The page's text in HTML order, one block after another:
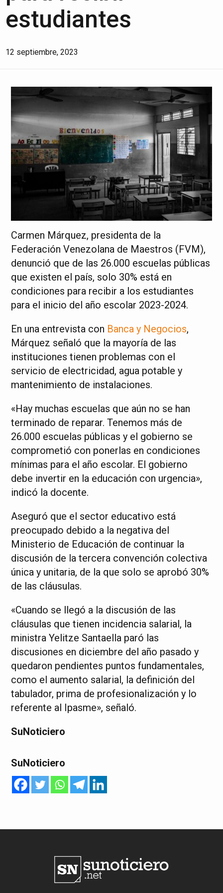
estudiantes
12 septiembre, 2023
Carmen Márquez, presidenta de la
Federación Venezolana de Maestros (FVM),
denunció que de las 26.000 escuelas públicas
que existen el país, solo 30% está en
condiciones para recibir a los estudiantes
para el inicio del año escolar 2023-2024.
En una entrevista con Banca y Negocios,
Márquez señaló que la mayoría de las
instituciones tienen problemas con el
servicio de electricidad, agua potable y
mantenimiento de instalaciones.
«Hay muchas escuelas que aún no se han
terminado de reparar. Tenemos más de
26.000 escuelas públicas y el gobierno se
comprometió con ponerlas en condiciones
mínimas para el año escolar. El gobierno
debe invertir en la educación con urgencia»,
indicó la docente.
Aseguró que el sector educativo está
preocupado debido a la negativa del
Ministerio de Educación de continuar la
discusión de la tercera convención colectiva
única y unitaria, de la que solo se aprobó 30%
de las cláusulas.
«Cuando se llegó a la discusión de las
cláusulas que tienen incidencia salarial, la
ministra Yelitze Santaella paró las
discusiones en diciembre del año pasado y
quedaron pendientes puntos fundamentales,
como el aumento salarial, la definición del
tabulador, prima de profesionalización y lo
referente al Ipasme», señaló.
SuNoticiero
SuNoticiero